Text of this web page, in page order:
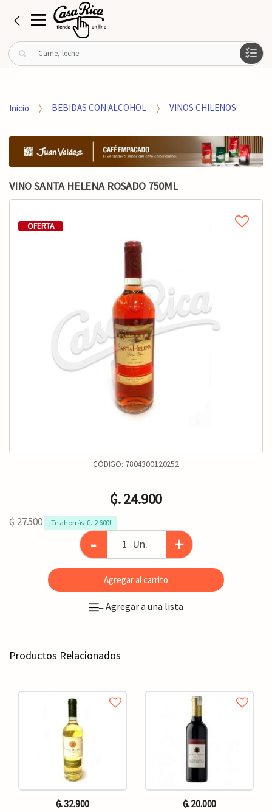
B
u
r
o
Inicio BEBIDAS CON ALCOHOL VINOS CHILENOS
VINO SANTA HELENA ROSADO 750ML
OFERTA
CÓDIGO: 7804300120252
₲. 24.900
₲. 27.500 ¡Te ahorrás  ₲. 2.600!
- Un. +
Agregar al carrito
+Agregar a una lista
Productos Relacionados
₲. 32.900 ₲. 20.000